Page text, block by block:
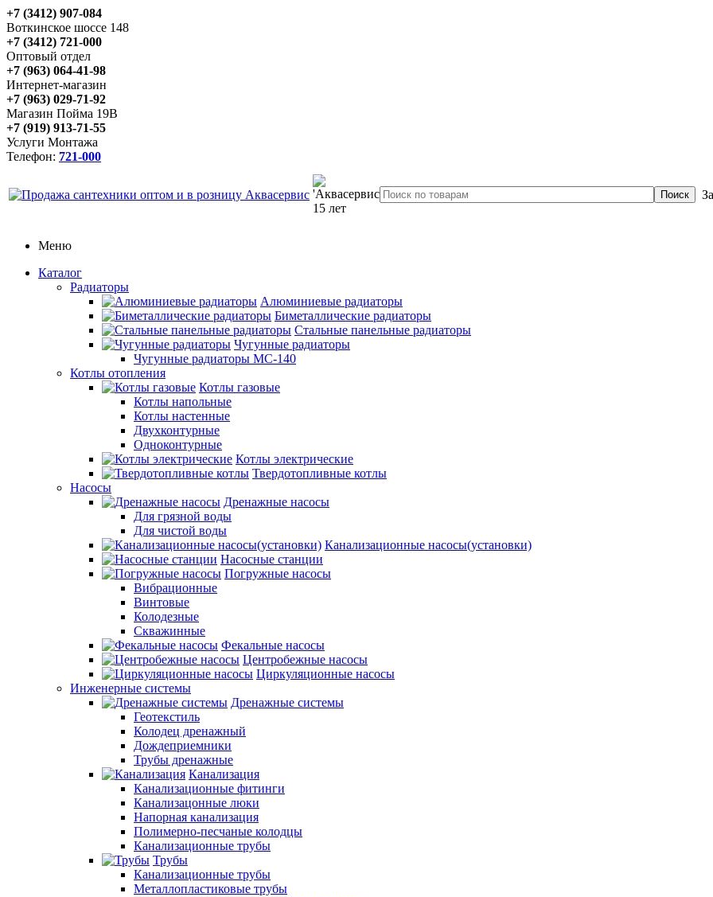
+7 (3412) 907-084
Воткинское шоссе 148
+7 (3412) 721-000
Оптовый отдел
+7 (963) 064-41-98
Интернет-магазин
+7 (963) 029-71-92
Магазин Пойма 19В
+7 (919) 913-71-55
Услуги Монтажа
Телефон: 721-000
Меню
Каталог
Радиаторы
Алюминиевые радиаторы
Биметаллические радиаторы
Стальные панельные радиаторы
Чугунные радиаторы
Чугунные радиаторы МС-140
Котлы отопления
Котлы газовые
Котлы напольные
Котлы настенные
Двухконтурные
Одноконтурные
Котлы электрические
Твердотопливные котлы
Насосы
Дренажные насосы
Для грязной воды
Для чистой воды
Канализационные насосы(установки)
Насосные станции
Погружные насосы
Вибрационные
Винтовые
Колодезные
Скважинные
Фекальные насосы
Центробежные насосы
Циркуляционные насосы
Инженерные системы
Дренажные системы
Геотекстиль
Колодец дренажный
Дождеприемники
Трубы дренажные
Канализация
Канализационные фитинги
Канализацонные люки
Напорная канализация
Полимерно-песчаные колодцы
Канализационные трубы
Трубы
Канализационные трубы
Металлопластиковые трубы